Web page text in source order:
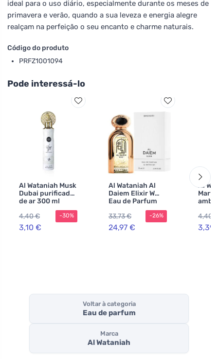
ideal para o uso diário, especialmente durante os meses de
primavera e verão, quando a sua leveza e energia alegre
realçam na perfeição o seu encanto e charme naturais.
Código do produto
PRFZ1001094
Pode interessá-lo
Al Wataniah Musk
Dubai purificador
de ar 300 ml
4,40 €
3,10 €
-30%
Al Wataniah Al
Daiem Elixir W
Eau de Parfum
33,73 €
24,97 €
-26%
Al
4,40
3,39
Voltar à categoria
Eau de parfum
Marca
Al Wataniah